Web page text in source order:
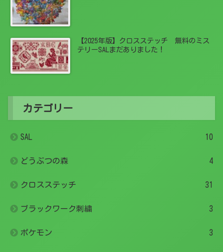
【2025年版】クロスステッチ 無料のミス
テリーSALまだありました！
カテゴリー
SAL 10
どうぶつの森 4
クロスステッチ 31
ブラックワーク刺繍 3
ポケモン 3